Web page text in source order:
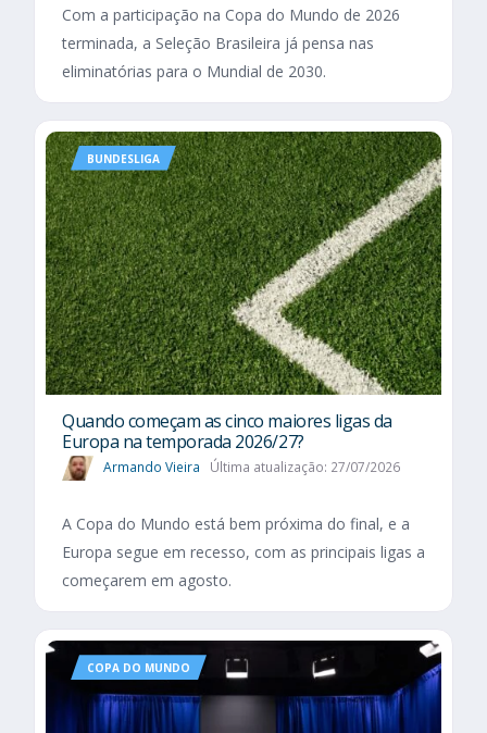
Com a participação na Copa do Mundo de 2026
terminada, a Seleção Brasileira já pensa nas
eliminatórias para o Mundial de 2030.
BUNDESLIGA
Quando começam as cinco maiores ligas da
Europa na temporada 2026/27?
Armando Vieira Última atualização: 27/07/2026
A Copa do Mundo está bem próxima do final, e a
Europa segue em recesso, com as principais ligas a
começarem em agosto.
COPA DO MUNDO